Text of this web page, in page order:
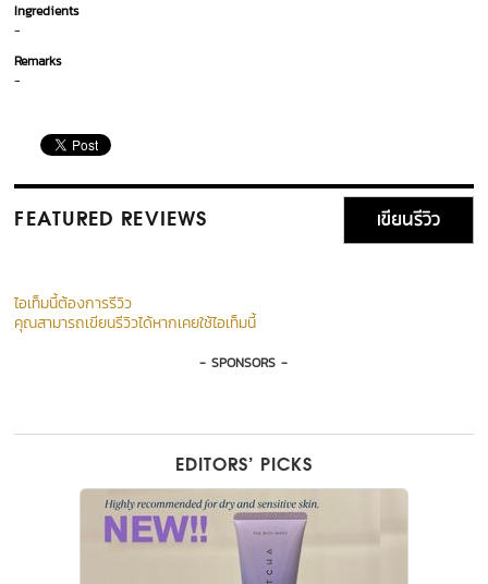
Ingredients
-
Remarks
-
FEATURED REVIEWS เขียนรีวิว
ไอเท็มนี้ต้องการรีวิว
คุณสามารถเขียนรีวิวได้หากเคยใช้ไอเท็มนี้
- SPONSORS -
EDITORS’ PICKS